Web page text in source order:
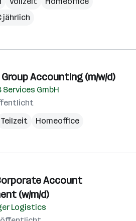
jährlich
Accounting (m/w/d)
Services GmbH
Teilzeit Homeoffice
Account
(w/m/d)
Logistics